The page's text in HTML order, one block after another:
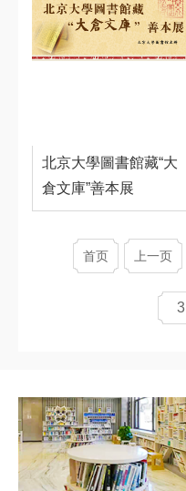
北京大學圖書館藏“大
倉文庫”善本展
首页 上一页
3